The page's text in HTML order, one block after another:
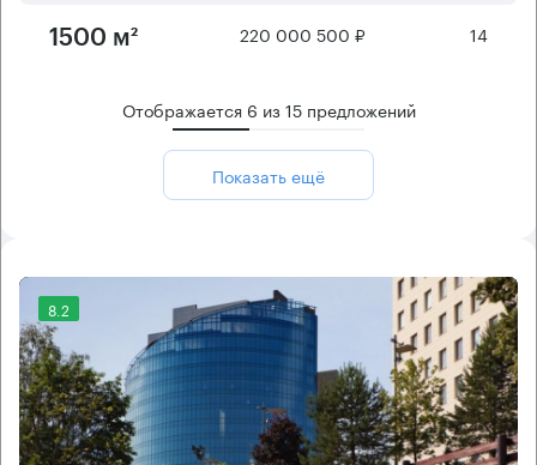
1500 м² 220 000 500 ₽ 14
Отображается 6 из15предложений
Показать ещё
8.2